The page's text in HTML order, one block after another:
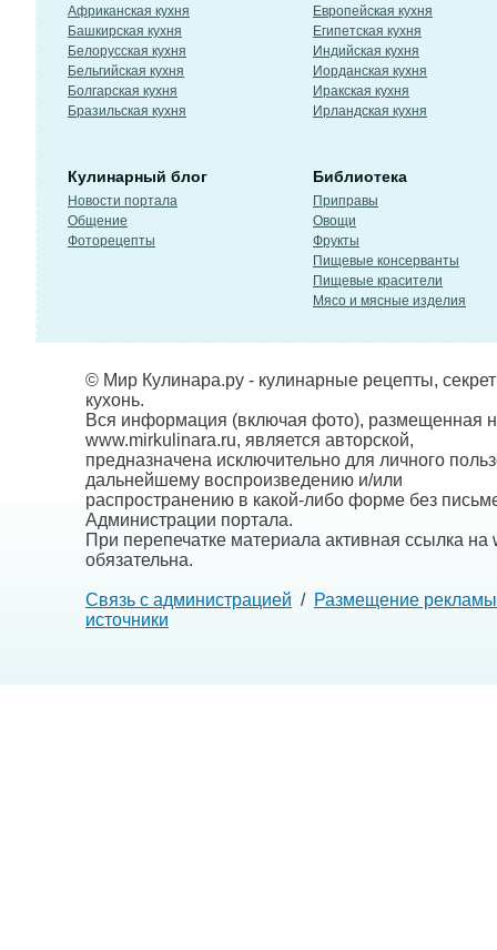
Африканская кухня
Башкирская кухня
Белорусская кухня
Бельгийская кухня
Болгарская кухня
Бразильская кухня
Европейская кухня
Египетская кухня
Индийская кухня
Иорданская кухня
Иракская кухня
Ирландская кухня
Кулинарный блог
Новости портала
Общение
Фоторецепты
Библиотека
Приправы
Овощи
Фрукты
Пищевые консерванты
Пищевые красители
Мясо и мясные изделия
© Мир Кулинара.ру - кулинарные рецепты,
кухонь.
Вся информация (включая фото), размещенная
www.mirkulinara.ru, является авторской,
предназначена исключительно для личного
дальнейшему воспроизведению и/или
распространению в какой-либо форме без
Администрации портала.
При перепечатке материала активная ссылка на
обязательна.
Связь с администрацией / Размещение рекламы
источники